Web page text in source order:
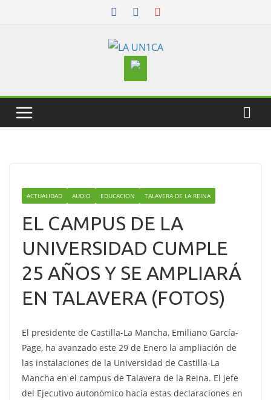
ACTUALIDAD AUDIO EDUCACION TALAVERA DE LA REINA
EL CAMPUS DE LA
UNIVERSIDAD CUMPLE
25 AÑOS Y SE AMPLIARÁ
EN TALAVERA (FOTOS)
El presidente de Castilla-La Mancha, Emiliano García-
Page, ha avanzado este 29 de Enero la ampliación de
las instalaciones de la Universidad de Castilla-La
Mancha en el campus de Talavera de la Reina. El jefe
del Ejecutivo autonómico hacía estas declaraciones en